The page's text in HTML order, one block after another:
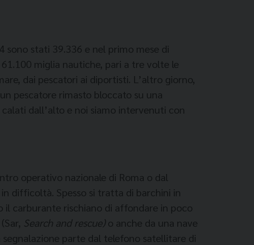
sono stati 39.336 e nel primo mese di
miglia nautiche, pari a tre volte le
dai pescatori ai diportisti. L’altro giorno,
pescatore rimasto bloccato su una
dall’alto e noi siamo intervenuti con
operativo nazionale di Roma o dal
difficoltà. Spesso si tratta di barchini in
il carburante rischiano di affondare in poco
Search and rescue)o anche da una nave
parte dal telefono satellitare di